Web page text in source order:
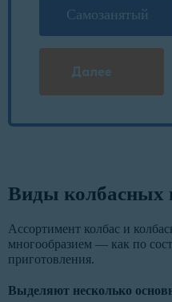
Самозанятый
Далее
Виды колбасных
Ассортимент колбас и
многообразием — как по
приготовления.
Выделяют несколько